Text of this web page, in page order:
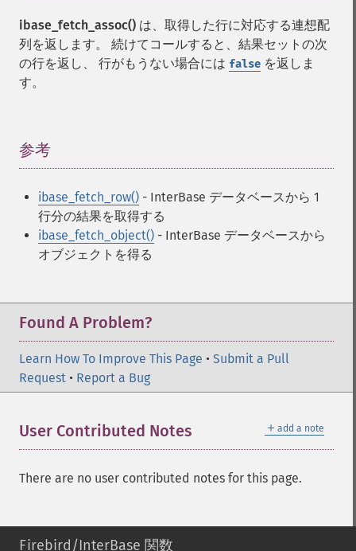
ibase_fetch_assoc() は、取得した行に対応する連想配
列を返します。 続けてコールすると、結果セットの次
の行を返し、 行がもうない場合には false を返しま
す。
参考
ibase_fetch_row() - InterBase データベースから 1
行分の結果を取得する
ibase_fetch_object() - InterBase データベースから
オブジェクトを得る
Found A Problem?
Learn How To Improve This Page • Submit a Pull
Request • Report a Bug
＋ add a note
User Contributed Notes
There are no user contributed notes for this page.
Firebird/InterBase 関数